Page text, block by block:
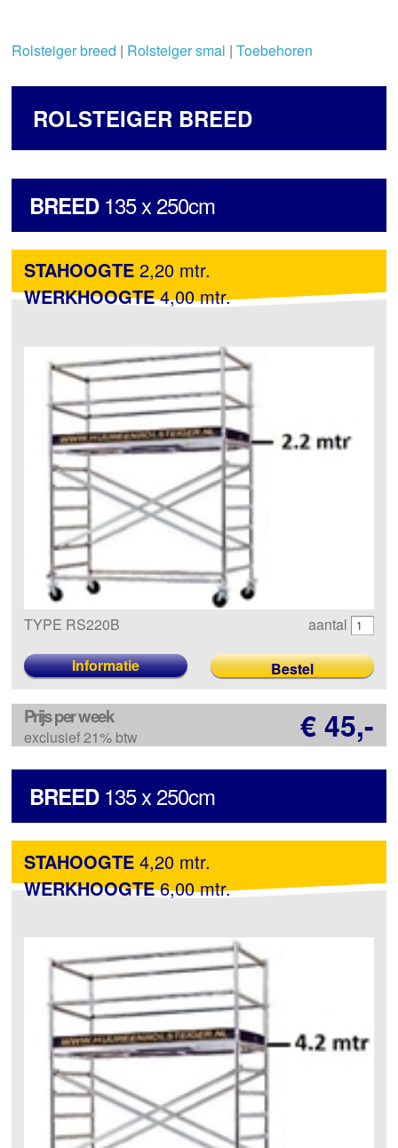
Rolsteiger breed | Rolsteiger smal |Toebehoren
ROLSTEIGER BREED
BREED135 x 250cm
STAHOOGTE2,20 mtr.
WERKHOOGTE4,00 mtr.
TYPE RS220B aantal
Informatie
Prijs per week
exclusief 21% btw € 45,-
BREED135 x 250cm
STAHOOGTE4,20 mtr.
WERKHOOGTE6,00 mtr.